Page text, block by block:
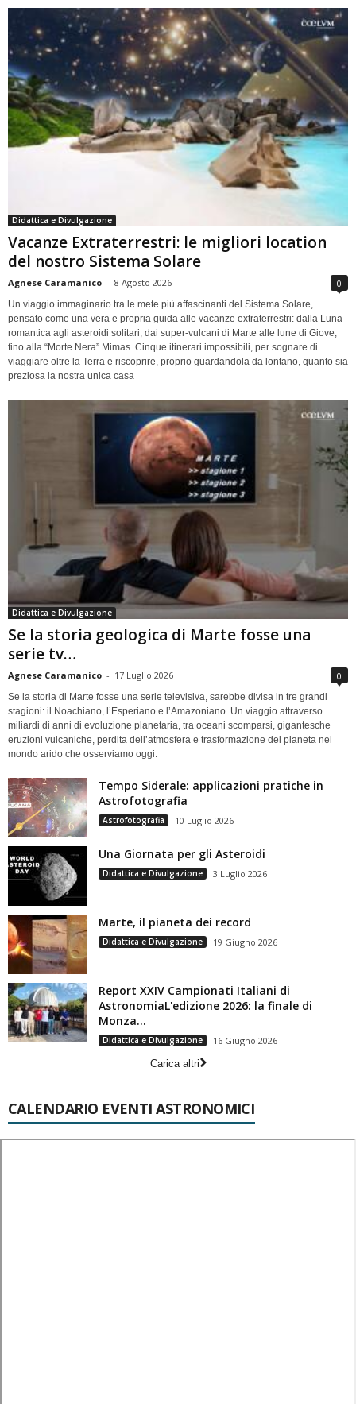
Didattica e Divulgazione
Vacanze Extraterrestri: le migliori location
del nostro Sistema Solare
Agnese Caramanico - 8 Agosto 2026 0
Un viaggio immaginario tra le mete più affascinanti del Sistema Solare,
pensato come una vera e propria guida alle vacanze extraterrestri: dalla Luna
romantica agli asteroidi solitari, dai super-vulcani di Marte alle lune di Giove,
fino alla “Morte Nera” Mimas. Cinque itinerari impossibili, per sognare di
viaggiare oltre la Terra e riscoprire, proprio guardandola da lontano, quanto sia
preziosa la nostra unica casa
Didattica e Divulgazione
Se la storia geologica di Marte fosse una
serie tv…
Agnese Caramanico - 17 Luglio 2026 0
Se la storia di Marte fosse una serie televisiva, sarebbe divisa in tre grandi
stagioni: il Noachiano, l’Esperiano e l’Amazoniano. Un viaggio attraverso
miliardi di anni di evoluzione planetaria, tra oceani scomparsi, gigantesche
eruzioni vulcaniche, perdita dell’atmosfera e trasformazione del pianeta nel
mondo arido che osserviamo oggi.
Tempo Siderale: applicazioni pratiche in
Astrofotografia
Astrofotografia 10 Luglio 2026
Una Giornata per gli Asteroidi
Didattica e Divulgazione 3 Luglio 2026
Marte, il pianeta dei record
Didattica e Divulgazione 19 Giugno 2026
Report XXIV Campionati Italiani di
AstronomiaL'edizione 2026: la finale di
Monza...
Didattica e Divulgazione
16 Giugno 2026
Carica altri
CALENDARIO EVENTI ASTRONOMICI